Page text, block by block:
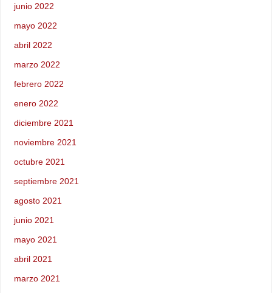
junio 2022
mayo 2022
abril 2022
marzo 2022
febrero 2022
enero 2022
diciembre 2021
noviembre 2021
octubre 2021
septiembre 2021
agosto 2021
junio 2021
mayo 2021
abril 2021
marzo 2021